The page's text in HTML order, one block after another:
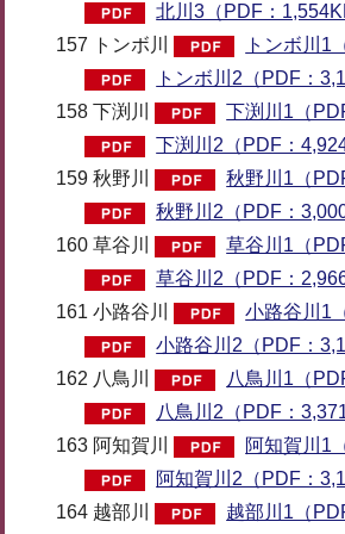
北川3（PDF：
157 トンボ川
トンボ川1
トンボ川2（PDF：
158 下渕川
下渕川1（
下渕川2（PDF：
159 秋野川
秋野川1（
秋野川2（PDF：
160 草谷川
草谷川1（
草谷川2（PDF：
161 小路谷川
小路谷川1
小路谷川2（PDF：
162 八鳥川
八鳥川1（
八鳥川2（PDF：
163 阿知賀川
阿知賀川1
阿知賀川2（PDF：
164 越部川
越部川1（